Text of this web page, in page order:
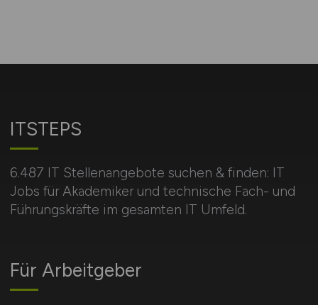
ITSTEPS
6.487 IT Stellenangebote suchen & finden: IT
Jobs für Akademiker und technische Fach- und
Führungskräfte im gesamten IT Umfeld.
Für Arbeitgeber